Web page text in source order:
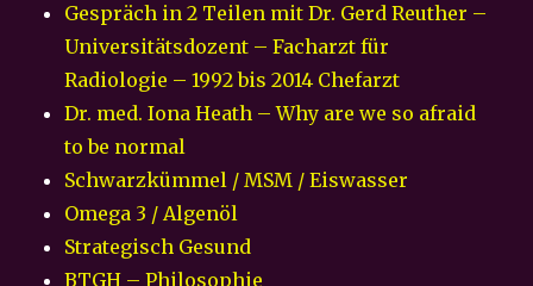
Gespräch in 2 Teilen mit Dr. Gerd Reuther –
Universitätsdozent – Facharzt für
Radiologie – 1992 bis 2014 Chefarzt
Dr. med. Iona Heath – Why are we so afraid
to be normal
Schwarzkümmel / MSM / Eiswasser
Omega 3 / Algenöl
Strategisch Gesund
BTGH – Philosophie